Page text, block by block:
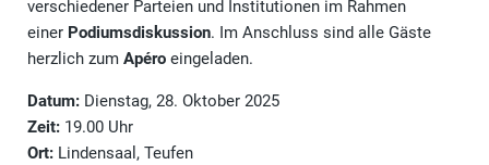
verschiedener Parteien und Institutionen im Rahmen
einer Podiumsdiskussion. Im Anschluss sind alle Gäste
herzlich zum Apéro eingeladen.
Datum: Dienstag, 28. Oktober 2025
Zeit: 19.00 Uhr
Ort: Lindensaal, Teufen